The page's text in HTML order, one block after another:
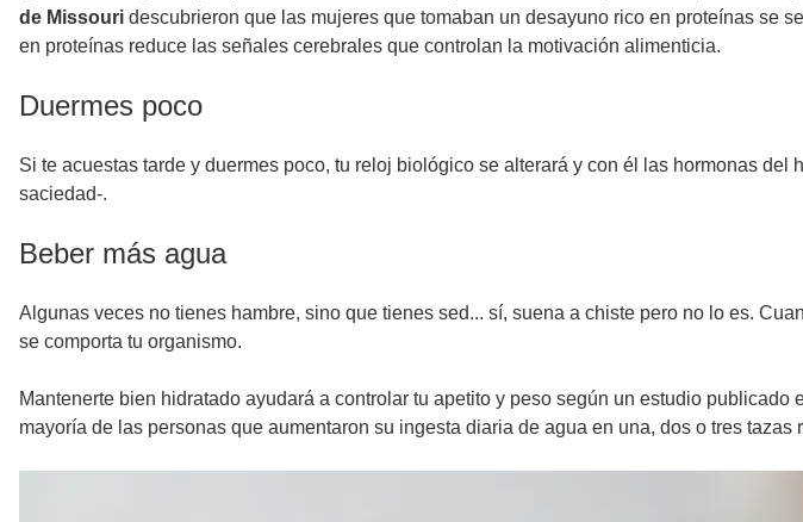
de Missouri descubrieron que las mujeres que tomaban un desayuno rico en proteínas se
en proteínas reduce las señales cerebrales que controlan la motivación alimenticia.
Duermes poco
Si te acuestas tarde y duermes poco, tu reloj biológico se alterará y con él las hormonas
saciedad-.
Beber más agua
Algunas veces no tienes hambre, sino que tienes sed... sí, suena a chiste pero no lo es.
se comporta tu organismo.
Mantenerte bien hidratado ayudará a controlar tu apetito y peso según un estudio
mayoría de las personas que aumentaron su ingesta diaria de agua en una, dos o tres